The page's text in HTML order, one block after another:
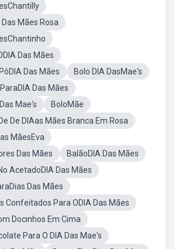
Mães Rosa
Das Mães
Das Mães
Bolo DIA DasMae's
Das Mães
Mae's
BoloMãe
De DIAas Mães Branca Em Rosa
MãesEva
Das Mães
BalãoDIA Das Mães
AcetadoDIA Das Mães
Das Mães
Confeitados Para ODIA Das Mães
Docinhos Em Cima
Para O DIA Das Mae's